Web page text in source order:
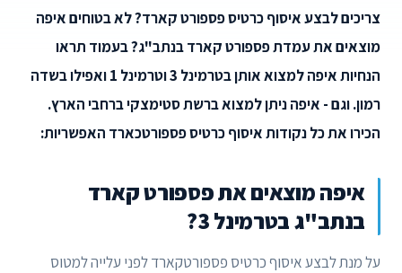
צריכים לבצע איסוף כרטיס פספורט קארד? לא בטוחים איפה
מוצאים את עמדת פספורט קארד בנתב"ג? בעמוד תראו
הנחיות איפה למצוא אותן בטרמינל 3 וטרמינל 1 ואפילו בשדה
רמון. וגם - איפה ניתן למצוא ברשת סטימצקי ברחבי הארץ.
הכירו את כל נקודות איסוף כרטיס פספורטכארד האפשריות:
איפה מוצאים את פספורט קארד
בנתב"ג בטרמינל 3?
על מנת לבצע איסוף כרטיס פספורטקארד לפני עלייה למטוס